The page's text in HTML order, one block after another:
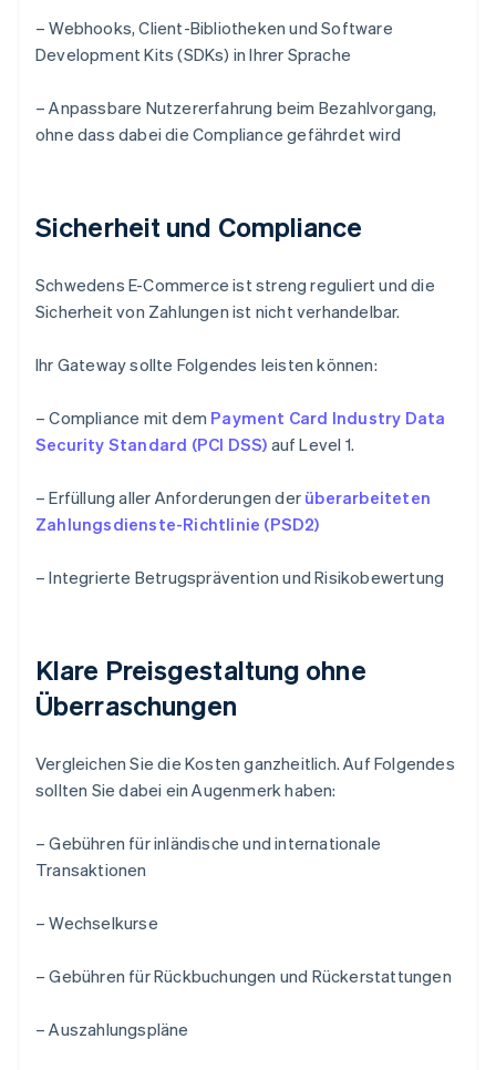
– Webhooks, Client-Bibliotheken und Software
Development Kits (SDKs) in Ihrer Sprache
– Anpassbare Nutzererfahrung beim Bezahlvorgang,
ohne dass dabei die Compliance gefährdet wird
Sicherheit und Compliance
Schwedens E-Commerce ist streng reguliert und die
Sicherheit von Zahlungen ist nicht verhandelbar.
Ihr Gateway sollte Folgendes leisten können:
– Compliance mit dem Payment Card Industry Data
Security Standard (PCI DSS) auf Level 1.
– Erfüllung aller Anforderungen der überarbeiteten
Zahlungsdienste-Richtlinie (PSD2)
– Integrierte Betrugsprävention und Risikobewertung
Klare Preisgestaltung ohne
Überraschungen
Vergleichen Sie die Kosten ganzheitlich. Auf Folgendes
sollten Sie dabei ein Augenmerk haben:
– Gebühren für inländische und internationale
Transaktionen
– Wechselkurse
– Gebühren für Rückbuchungen und Rückerstattungen
– Auszahlungspläne